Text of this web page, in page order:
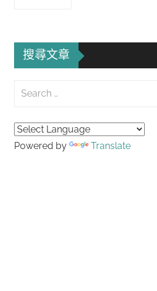
搜尋文章
Search
Powered by Translate